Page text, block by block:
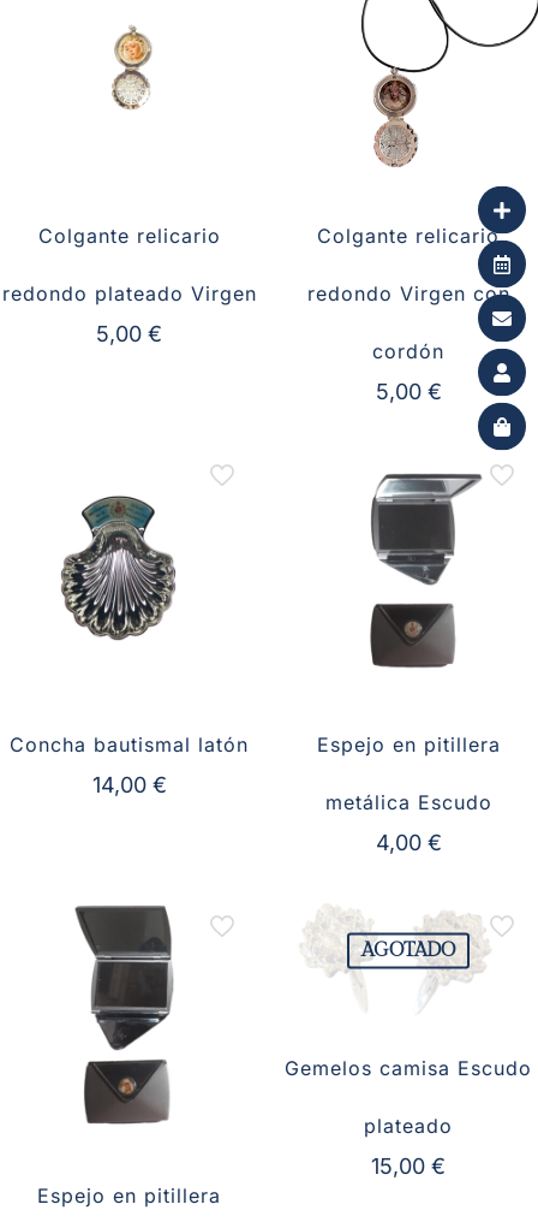
Colgante relicario
redondo plateado Virgen
5,00€
Colgante relicario
redondo Virgen con
cordón
5,00 €
Concha bautismal latón
14,00 €
Espejo en pitillera
metálica Escudo
4,00 €
Espejo en pitillera
AGOTADO
Gemelos camisa Escudo
plateado
15,00€